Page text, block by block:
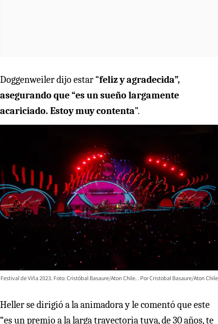
Doggenweiler dijo estar “feliz y agradecida”,
asegurando que “es un sueño largamente
acariciado. Estoy muy contenta”.
Festival de Viña 2023. Foto: Cristóbal Basaure/Aton Chile. Cristobal Basaure/Aton Chile
Heller se dirigió a la animadora y le comentó que este
“es un premio a la larga trayectoria tuya, de 30 años, te